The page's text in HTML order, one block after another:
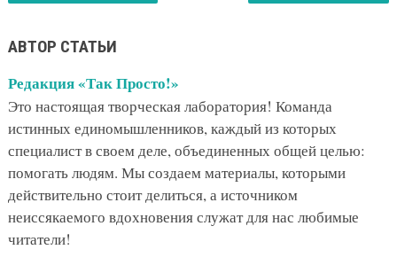
АВТОР СТАТЬИ
Редакция «Так Просто!»
Это настоящая творческая лаборатория! Команда
истинных единомышленников, каждый из которых
специалист в своем деле, объединенных общей целью:
помогать людям. Мы создаем материалы, которыми
действительно стоит делиться, а источником
неиссякаемого вдохновения служат для нас любимые
читатели!